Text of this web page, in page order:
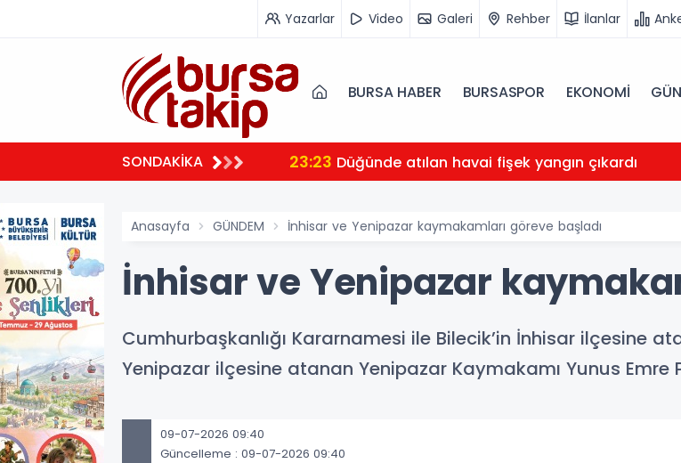
Yazarlar Video Galeri Rehber İlanlar
BURSA HABER BURSASPOR EKONOMİ
SONDAKİKA
Ankara’ya sevk edildi 23:23 Düğünde atılan havai fişek yangın çıkardı
Anasayfa GÜNDEM İnhisar ve Yenipazar kaymakamları göreve başladı
İnhisar ve Yenipazar
Cumhurbaşkanlığı Kararnamesi ile Bilecik’in İnhisar ilçesine
Yenipazar ilçesine atanan Yenipazar Kaymakamı Yunus Emre
09-07-2026 09:40
Güncelleme : 09-07-2026 09:40